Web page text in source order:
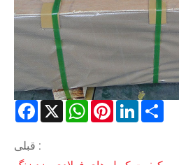
Facebook
X WhatsAppPinterestLinkedIn
قبلی :